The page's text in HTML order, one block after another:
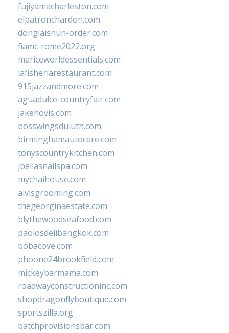
fujiyamacharleston.com
elpatronchardon.com
donglaishun-order.com
fiamc-rome2022.org
mariceworldessentials.com
lafisheriarestaurant.com
915jazzandmore.com
aguadulce-countryfair.com
jakehovis.com
bosswingsduluth.com
birminghamautocare.com
tonyscountrykitchen.com
jbellasnailspa.com
mychaihouse.com
alvisgrooming.com
thegeorginaestate.com
blythewoodseafood.com
paolosdelibangkok.com
bobacove.com
phoone24brookfield.com
mickeybarmama.com
roadwayconstructioninc.com
shopdragonflyboutique.com
sportszilla.org
batchprovisionsbar.com